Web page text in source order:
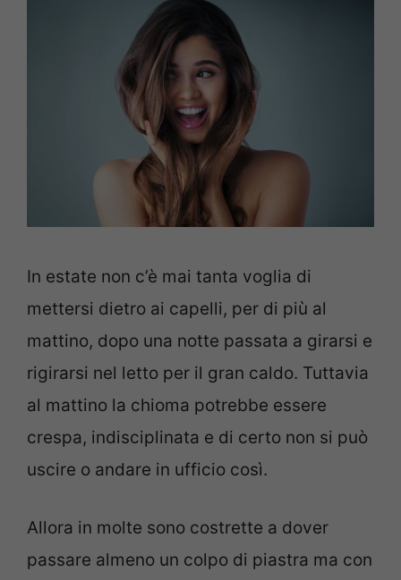
In estate non c’è mai tanta voglia di
mettersi dietro ai capelli, per di più al
mattino, dopo una notte passata a girarsi e
rigirarsi nel letto per il gran caldo. Tuttavia
al mattino la chioma potrebbe essere
crespa, indisciplinata e di certo non si può
uscire o andare in ufficio così.
Allora in molte sono costrette a dover
passare almeno un colpo di piastra ma con